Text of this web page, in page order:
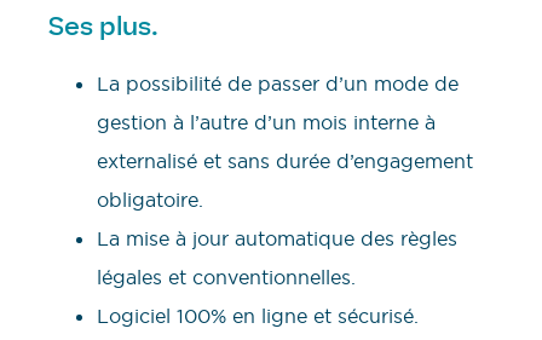
Ses plus.
La possibilité de passer d’un mode de
gestion à l’autre d’un mois interne à
externalisé et sans durée d’engagement
obligatoire.
La mise à jour automatique des règles
légales et conventionnelles.
Logiciel 100% en ligne et sécurisé.